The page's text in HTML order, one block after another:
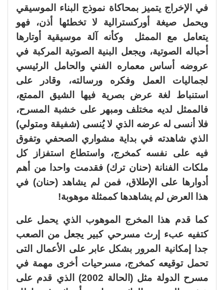
في الإخراج يتميز بمحاكاة نموذج البناء الموسيقي
ويحمل صيغة أوركسترالية لا تخطئها أذن، فهو
يتعامل مع الممثل وكأنه آلة موسيقية أوتارها
أحباله الصوتية، ويجعل البنية الصوتية المركبة في
عروضه أساس معماره الفني والحامل الرئيسي
لجماليات العمل وفكره ورسالته، وقادر على
استنباط لغة عرض بصرية فيها الشيق الممتع،
فالممثل لديه مختلف ومبهر على خشبة المسرح،
فلا أنسى له عرضه الذي لا يُنسى (شفيقة ومتولي)
الذي شاهدته في بداية مشواري الصحفي وتفوق
فيه على نفسه كمخرج، واستطاع استفزاز كل
ملكات الفنانة (حنان ترك) فقدمت واحدا من أهم
أدوارها على الإطلاق، فمن لم يشاهد (حنان) في
هذا العرض لم يشاهدها كممثلة موهوبة!
كما قدم هذا المخرج الموهوب الذي يحمل على
كتفيه عبء إرث مسرحي كبير يجعل من الصعب
جدا إمكانية المرور بشكل عابر على الأعمال التى
تحمل توقيعه كمخرج، مسرحيات أخرى مهمة في
مسرح الدولة مثل (الحالة 2002) الذي قدم على